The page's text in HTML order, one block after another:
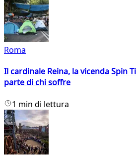
Roma
Il cardinale Reina, la vicenda Spin
parte di chi soffre
1 min di lettura